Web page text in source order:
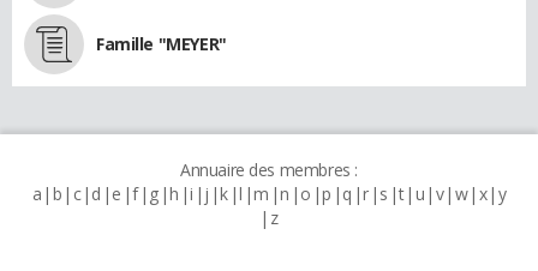
Famille "MEYER"
Annuaire des membres :
a b c d e f g h i j k l m n o p q r s t u v w x y
z